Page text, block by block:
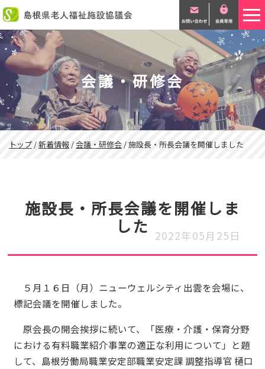
このページの本文へ
会議・研修会
現
トップ /新着情報 /会議・研修会/施設長・所長会議を開催しました
施設長・所長会議を開催しま
した 2022年05月25日
５月１６日（月）ニューウェルシティ出雲を会場に、
標記会議を開催しました。
原会長の開会挨拶に続いて、「医療・介護・保育分野
における有料職業紹介事業の適正な利用について」と題
して、島根労働局職業安定部職業安定課 調整指導官 樋口